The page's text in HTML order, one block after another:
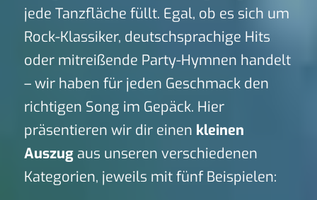
jede Tanzfläche füllt. Egal, ob es sich um
Rock-Klassiker, deutschsprachige Hits
oder mitreißende Party-Hymnen handelt
– wir haben für jeden Geschmack den
richtigen Song im Gepäck. Hier
präsentieren wir dir einen kleinen
Auszugaus unseren verschiedenen
Kategorien, jeweils mit fünf Beispielen: